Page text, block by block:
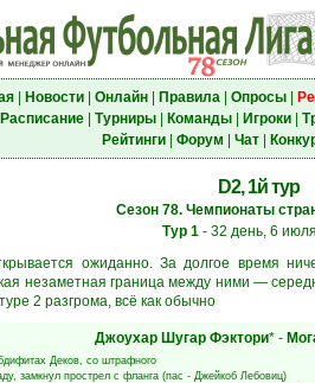
| Новости| Онлайн| Правила| Опросы|
Расписание| Турниры| Команды| Игроки|
Рейтинги| Форум Чат|
D2, 1й тур
Сезон 78. Чемпионаты
Тур 1 - 32 день, 6
ожиданно. За долгое время
незаметная граница между ними —
2 разгрома, всё как обычно
Джоухар Шугар Фэктори* -
Деков, со штрафного
, замкнул прострел с фланга (пас - Джейкоб Лебовиц)